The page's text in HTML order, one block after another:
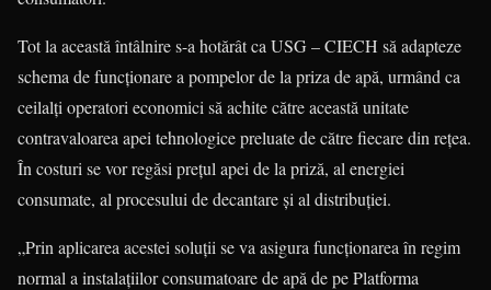
Tot la această întâlnire s-a hotărât ca USG – CIECH să adapteze
schema de funcţionare a pompelor de la priza de apă, urmând ca
ceilalţi operatori economici să achite către această unitate
contravaloarea apei tehnologice preluate de către fiecare din reţea.
În costuri se vor regăsi preţul apei de la priză, al energiei
consumate, al procesului de decantare şi al distribuţiei.
„Prin aplicarea acestei soluţii se va asigura funcţionarea în regim
normal a instalaţiilor consumatoare de apă de pe Platforma